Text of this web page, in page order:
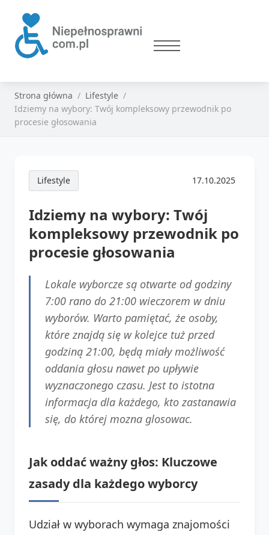
Strona główna
Lifestyle
Idziemy na wybory: Twój kompleksowy przewodnik po
procesie głosowania
Lifestyle 17.10.2025
Idziemy na wybory: Twój
kompleksowy przewodnik po
procesie głosowania
Lokale wyborcze są otwarte od godziny
7:00 rano do 21:00 wieczorem w dniu
wyborów. Warto pamiętać, że osoby,
które znajdą się w kolejce tuż przed
godziną 21:00, będą miały możliwość
oddania głosu nawet po upływie
wyznaczonego czasu. Jest to istotna
informacja dla każdego, kto zastanawia
się, do której mozna glosowac.
Jak oddać ważny głos: Kluczowe
zasady dla każdego wyborcy
Udział w wyborach wymaga znajomości